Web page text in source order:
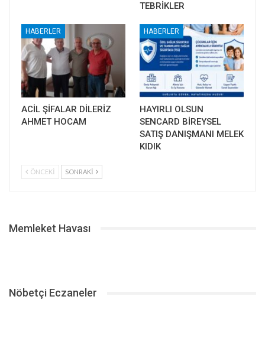
TEBRİKLER
HABERLER
ACİL ŞİFALAR DİLERİZ
AHMET HOCAM
HABERLER
HAYIRLI OLSUN
SENCARD BİREYSEL
SATIŞ DANIŞMANI MELEK
KIDIK
ÖNCEKI SONRAKI
Memleket Havası
Nöbetçi Eczaneler